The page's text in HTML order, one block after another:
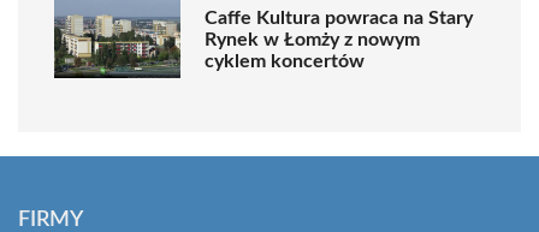
Caffe Kultura powraca na Stary
Rynek w Łomży z nowym
cyklem koncertów
FIRMY